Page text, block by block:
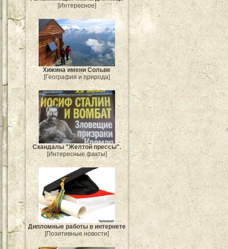
[Интересное]
Хижина имени Сольве
[География и природа]
Скандалы "Желтой прессы".
[Интересные факты]
Дипломные работы в интернете
[Позитивные новости]